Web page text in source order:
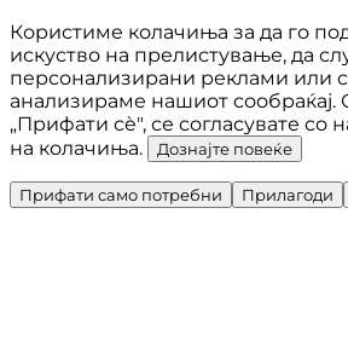
Користиме колачиња за да го
искуство на прелистување, да
персонализирани реклами или
анализираме нашиот сообраќај.
„Прифати сè", се согласувате со
на колачиња.
Дознајте повеќе
Прифати само потребни Прилагоди